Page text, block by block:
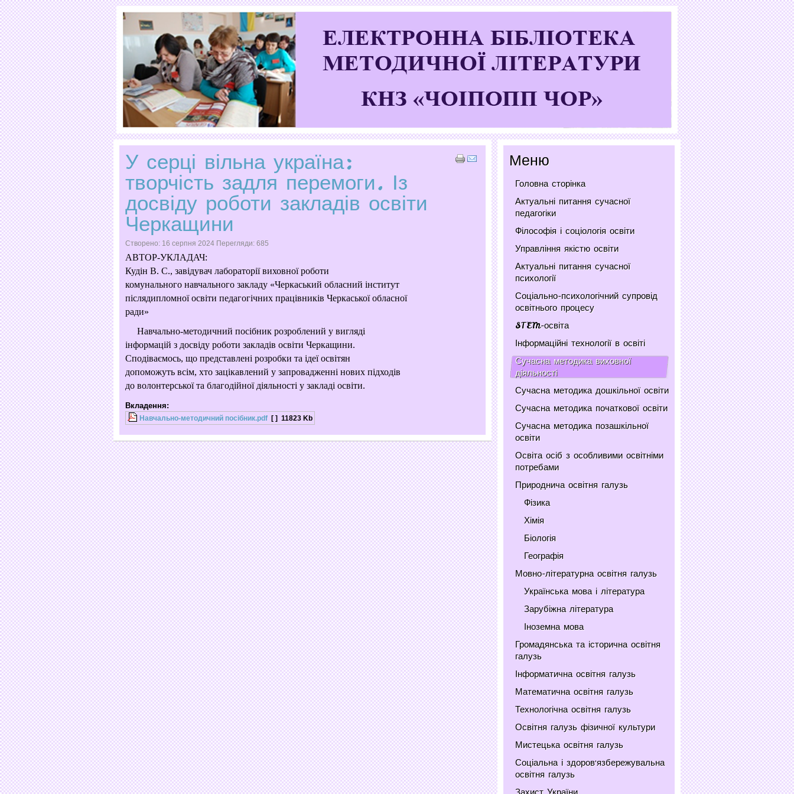
У серці вільна україна:
творчість задля перемоги. Із
досвіду роботи закладів освіти
Черкащини
Створено: 16 серпня 2024 Перегляди: 685
АВТОР-УКЛАДАЧ:
Кудін В. С., завідувач лабораторії виховної роботи
комунального навчального закладу «Черкаський обласний інститут
післядипломної освіти педагогічних працівників Черкаської обласної
ради»
Навчально-методичний посібник розроблений у вигляді
інформацій з досвіду роботи закладів освіти Черкащини.
Сподіваємось, що представлені розробки та ідеї освітян
допоможуть всім, хто зацікавлений у запровадженні нових підходів
до волонтерської та благодійної діяльності у закладі освіти.
Вкладення:
Навчально-методичний посібник.pdf [ ] 11823 Kb
Меню
Головна сторінка
Актуальні питання сучасної
педагогіки
Філософія і соціологія освіти
Управління якістю освіти
Актуальні питання сучасної
психології
Соціально-психологічний супровід
освітнього процесу
STEM-освіта
Інформаційні технології в освіті
Сучасна методика виховної
діяльності
Сучасна методика дошкільної освіти
Сучасна методика початкової освіти
Сучасна методика позашкільної
освіти
Освіта осіб з особливими освітніми
потребами
Природнича освітня галузь
Фізика
Хімія
Біологія
Географія
Мовно-літературна освітня галузь
Українська мова і література
Зарубіжна література
Іноземна мова
Громадянська та історична освітня
галузь
Інформатична освітня галузь
Математична освітня галузь
Технологічна освітня галузь
Освітня галузь фізичної культури
Мистецька освітня галузь
Соціальна і здоров'язбережувальна
освітня галузь